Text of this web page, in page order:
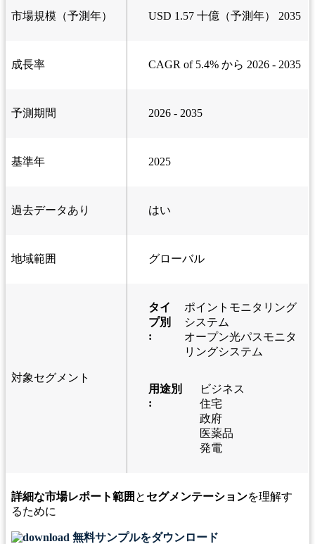
市場規模（予測年） USD 1.57 十億（予測年） 2035
成長率 CAGR of 5.4% から 2026 - 2035
予測期間 2026 - 2035
基準年 2025
過去データあり はい
地域範囲 グローバル
対象セグメント
タイ
プ別
:
ポイントモニタリング
システム
オープン光パスモニタ
リングシステム
用途別
:
ビジネス
住宅
政府
医薬品
発電
詳細な市場レポート範囲 と セグメンテーションを理解す
るために
無料サンプルをダウンロード